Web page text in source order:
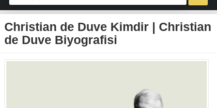
Christian de Duve Kimdir | Christian
de Duve Biyografisi
ataşehir
escort
bodrum
escort
izmit
escort
escort